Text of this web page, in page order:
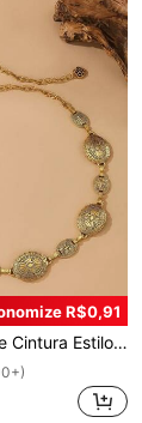
R$0,91
Retrô para Mulheres